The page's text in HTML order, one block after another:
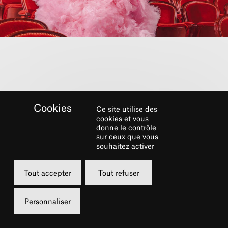
SAISON 26-27
Découvrez la programmation
Ce site utilise des
cookies et vous
donne le contrôle
sur ceux que vous
souhaitez activer
Tout accepter Tout refuser
Personnaliser